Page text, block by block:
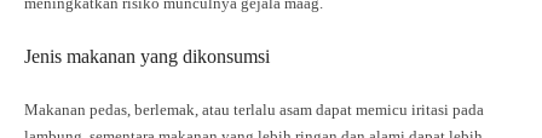
Jenis makanan yang dikonsumsi
Makanan pedas, berlemak, atau terlalu asam dapat memicu iritasi pada